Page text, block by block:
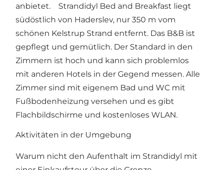
anbietet. Strandidyl Bed and Breakfast liegt
südöstlich von Haderslev, nur 350 m vom
schönen Kelstrup Strand entfernt. Das B&B ist
gepflegt und gemütlich. Der Standard in den
Zimmern ist hoch und kann sich problemlos
mit anderen Hotels in der Gegend messen. Alle
Zimmer sind mit eigenem Bad und WC mit
Fußbodenheizung versehen und es gibt
Flachbildschirme und kostenloses WLAN.
Aktivitäten in der Umgebung
Warum nicht den Aufenthalt im Strandidyl mit